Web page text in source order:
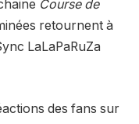
Course de
retournent à
LaLaPaRuZa
des fans sur